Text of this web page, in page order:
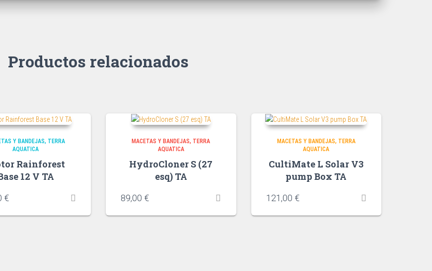
Productos relacionados
Y BANDEJAS TERRA
AQUATICA
Rainforest
12 V TA
€
MACETAS Y BANDEJAS TERRA
AQUATICA
HydroCloner S (27
esq) TA
89,00 €
MACETAS Y BANDEJAS TERRA
AQUATICA
CultiMate L Solar V3
pump Box TA
121,00 €